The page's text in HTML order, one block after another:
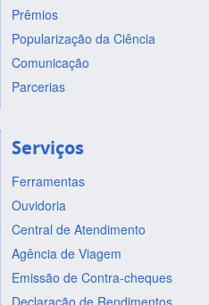
Prêmios
Popularização da Ciência
Comunicação
Parcerias
Serviços
Ferramentas
Ouvidoria
Central de Atendimento
Agência de Viagem
Emissão de Contra-cheques